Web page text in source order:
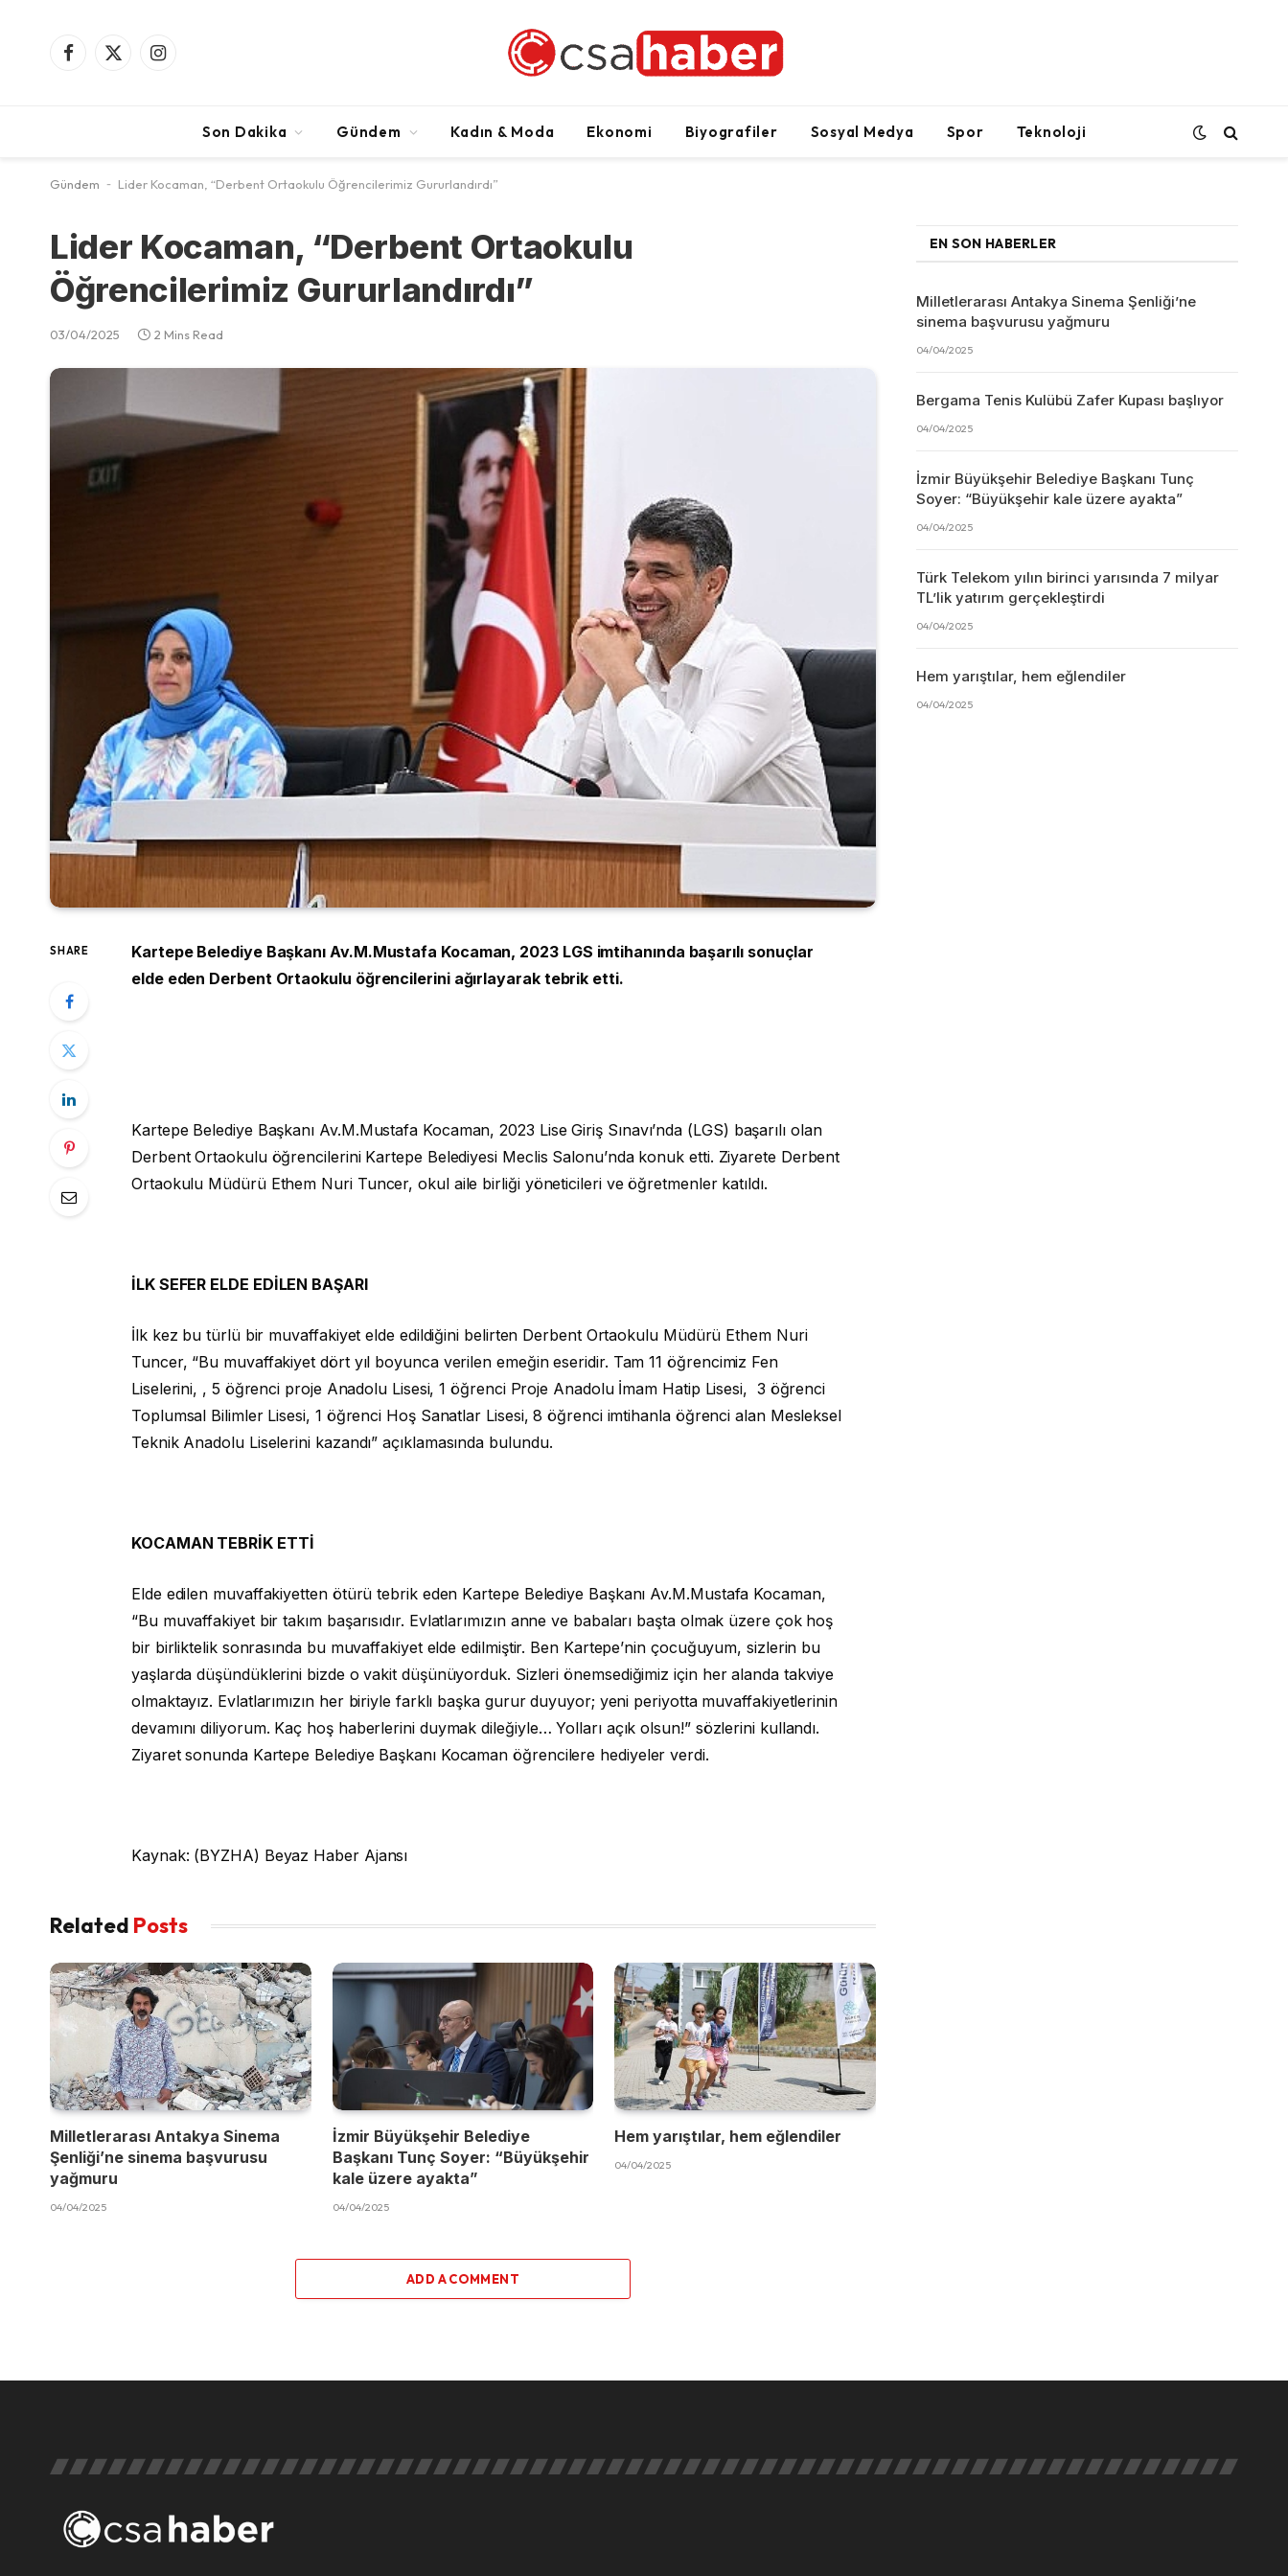
Facebook
X
Instagram
Son Dakika Gündem Kadın & Moda Ekonomi Biyografiler Sosyal Medya Spor Teknoloji
Gündem - Lider Kocaman, “Derbent Ortaokulu Öğrencilerimiz Gururlandırdı”
Lider Kocaman, “Derbent Ortaokulu
Öğrencilerimiz Gururlandırdı”
03/04/2025 2 Mins Read
SHARE
Kartepe Belediye Başkanı Av.M.Mustafa Kocaman, 2023 LGS imtihanında başarılı sonuçlar
elde eden Derbent Ortaokulu öğrencilerini ağırlayarak tebrik etti.
Kartepe Belediye Başkanı Av.M.Mustafa Kocaman, 2023 Lise Giriş Sınavı’nda (LGS) başarılı olan
Derbent Ortaokulu öğrencilerini Kartepe Belediyesi Meclis Salonu’nda konuk etti. Ziyarete Derbent
Ortaokulu Müdürü Ethem Nuri Tuncer, okul aile birliği yöneticileri ve öğretmenler katıldı.
İLK SEFER ELDE EDİLEN BAŞARI
İlk kez bu türlü bir muvaffakiyet elde edildiğini belirten Derbent Ortaokulu Müdürü Ethem Nuri
Tuncer, “Bu muvaffakiyet dört yıl boyunca verilen emeğin eseridir. Tam 11 öğrencimiz Fen
Liselerini, , 5 öğrenci proje Anadolu Lisesi, 1 öğrenci Proje Anadolu İmam Hatip Lisesi, 3 öğrenci
Toplumsal Bilimler Lisesi, 1 öğrenci Hoş Sanatlar Lisesi, 8 öğrenci imtihanla öğrenci alan Mesleksel
Teknik Anadolu Liselerini kazandı” açıklamasında bulundu.
KOCAMAN TEBRİK ETTİ
Elde edilen muvaffakiyetten ötürü tebrik eden Kartepe Belediye Başkanı Av.M.Mustafa Kocaman,
“Bu muvaffakiyet bir takım başarısıdır. Evlatlarımızın anne ve babaları başta olmak üzere çok hoş
bir birliktelik sonrasında bu muvaffakiyet elde edilmiştir. Ben Kartepe’nin çocuğuyum, sizlerin bu
yaşlarda düşündüklerini bizde o vakit düşünüyorduk. Sizleri önemsediğimiz için her alanda takviye
olmaktayız. Evlatlarımızın her biriyle farklı başka gurur duyuyor; yeni periyotta muvaffakiyetlerinin
devamını diliyorum. Kaç hoş haberlerini duymak dileğiyle… Yolları açık olsun!” sözlerini kullandı.
Ziyaret sonunda Kartepe Belediye Başkanı Kocaman öğrencilere hediyeler verdi.
Kaynak: (BYZHA) Beyaz Haber Ajansı
Related Posts
Milletlerarası Antakya Sinema
Şenliği’ne sinema başvurusu
yağmuru
04/04/2025
İzmir Büyükşehir Belediye
Başkanı Tunç Soyer: “Büyükşehir
kale üzere ayakta”
04/04/2025
Hem yarıştılar, hem eğlendiler
04/04/2025
ADD A COMMENT
EN SON HABERLER
Milletlerarası Antakya Sinema Şenliği’ne
sinema başvurusu yağmuru
04/04/2025
Bergama Tenis Kulübü Zafer Kupası başlıyor
04/04/2025
İzmir Büyükşehir Belediye Başkanı Tunç
Soyer: “Büyükşehir kale üzere ayakta”
04/04/2025
Türk Telekom yılın birinci yarısında 7 milyar
TL’lik yatırım gerçekleştirdi
04/04/2025
Hem yarıştılar, hem eğlendiler
04/04/2025